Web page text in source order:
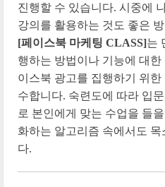
진행할 수 있습니다. 시중에
강의를 활용하는 것도 좋은
[페이스북 마케팅 CLASS]는
행하는 방법이나 기능에 대한
이스북 광고를 집행하기 위
수합니다. 숙련도에 따라 입
로 본인에게 맞는 수업을 들
화하는 알고리즘 속에서도 목
다.